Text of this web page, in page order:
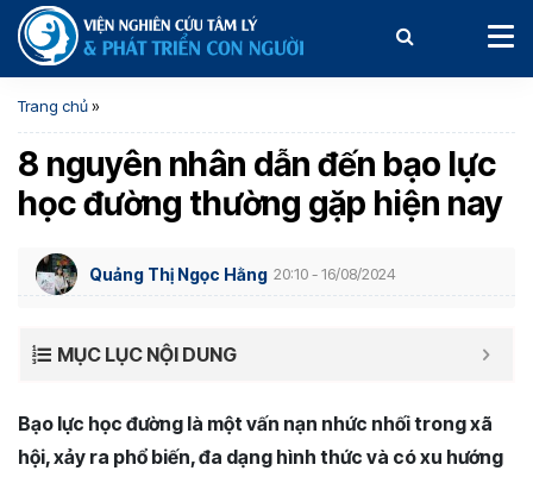
Trang chủ»
8 nguyên nhân dẫn đến bạo lực
học đường thường gặp hiện nay
Quảng Thị Ngọc Hằng 20:10 - 16/08/2024
MỤC LỤC NỘI DUNG
Bạo lực học đường là một vấn nạn nhức nhối trong xã
hội, xảy ra phổ biến, đa dạng hình thức và có xu hướng